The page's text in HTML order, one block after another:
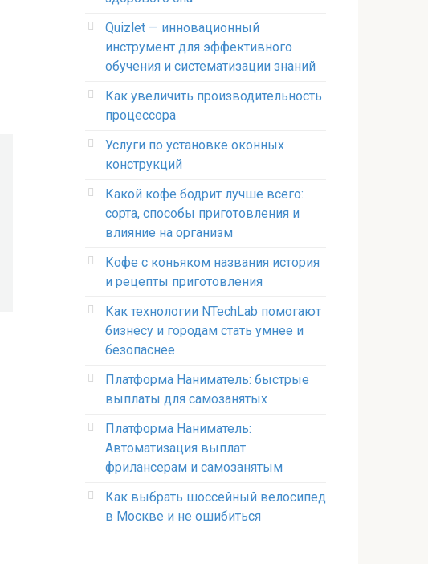
Quizlet — инновационный
инструмент для эффективного
обучения и систематизации знаний
Как увеличить производительность
процессора
Услуги по установке оконных
конструкций
Какой кофе бодрит лучше всего:
сорта, способы приготовления и
влияние на организм
Кофе с коньяком названия история
и рецепты приготовления
Как технологии NTechLab помогают
бизнесу и городам стать умнее и
безопаснее
Платформа Наниматель: быстрые
выплаты для самозанятых
Платформа Наниматель:
Автоматизация выплат
фрилансерам и самозанятым
Как выбрать шоссейный велосипед
в Москве и не ошибиться